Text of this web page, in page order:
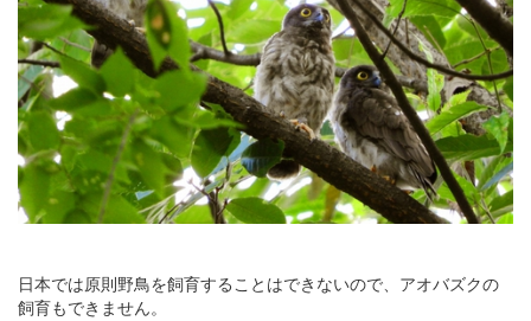
日本では原則野鳥を飼育することはできないので、アオバズクの
飼育もできません。